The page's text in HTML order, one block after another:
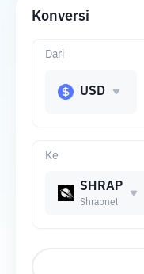
Konversi
Ke
SHRAP
Shrapnel
Dari
USD